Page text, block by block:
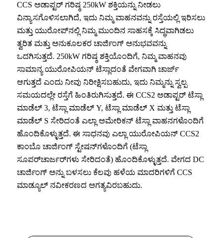
CCS ಅಡಾಪ್ಟರ್ ಗರಿಷ್ಠ 250kW ಶಕ್ತಿಯನ್ನು ನೀಡಲು
ವಿನ್ಯಾಸಗೊಳಿಸಲಾಗಿದೆ, ಇದು ನಿಮ್ಮ ವಾಹನವನ್ನು ರಸ್ತೆಯಲ್ಲಿ ಇರಿಸಲು
ಮತ್ತು ಯುರೋಪ್‌ನಲ್ಲಿ ನಿಮ್ಮ ಮುಂದಿನ ಸಾಹಸಕ್ಕೆ ಸಿದ್ಧವಾಗಿಡಲು
ತ್ವರಿತ ಮತ್ತು ಅನುಕೂಲಕರ ಚಾರ್ಜಿಂಗ್ ಅನುಭವವನ್ನು
ಒದಗಿಸುತ್ತದೆ. 250kW ಗರಿಷ್ಠ ಶಕ್ತಿಯೊಂದಿಗೆ, ನಿಮ್ಮ ವಾಹನವು
ಸಾಮಾನ್ಯ ಯುರೋಪಿಯನ್ ಟೆಸ್ಲಾದಂತೆ ವೇಗವಾಗಿ ಚಾರ್ಜ್
ಆಗುತ್ತದೆ ಎಂದು ನೀವು ನಿರೀಕ್ಷಿಸಬಹುದು, ಇದು ನಿಮ್ಮನ್ನು ಸ್ವಲ್ಪ
ಸಮಯದಲ್ಲೇ ರಸ್ತೆಗೆ ಹಿಂತಿರುಗಿಸುತ್ತದೆ. ಈ CCS2 ಅಡಾಪ್ಟರ್ ಟೆಸ್ಲಾ
ಮಾಡೆಲ್ 3, ಟೆಸ್ಲಾ ಮಾಡೆಲ್ Y, ಟೆಸ್ಲಾ ಮಾಡೆಲ್ X ಮತ್ತು ಟೆಸ್ಲಾ
ಮಾಡೆಲ್ S ಸೇರಿದಂತೆ ಎಲ್ಲಾ ಅಮೇರಿಕನ್ ಟೆಸ್ಲಾ ವಾಹನಗಳೊಂದಿಗೆ
ಹೊಂದಿಕೊಳ್ಳುತ್ತದೆ. ಈ ಸಾಧನವು ಎಲ್ಲಾ ಯುರೋಪಿಯನ್ CCS2
ಕಾಂಬೊ ಚಾರ್ಜಿಂಗ್ ಸ್ಟೇಷನ್‌ಗಳೊಂದಿಗೆ (ಟೆಸ್ಲಾ
ಸೂಪರ್‌ಚಾರ್ಜರ್‌ಗಳು ಸೇರಿದಂತೆ) ಹೊಂದಿಕೊಳ್ಳುತ್ತದೆ. ವೇಗದ DC
ಚಾರ್ಜಿಂಗ್ ಅನ್ನು ಬಳಸಲು ಕೆಲವು ಹಳೆಯ ಮಾದರಿಗಳಿಗೆ CCS
ಮಾಡ್ಯೂಲ್ ನವೀಕರಣದ ಅಗತ್ಯವಿರಬಹುದು.